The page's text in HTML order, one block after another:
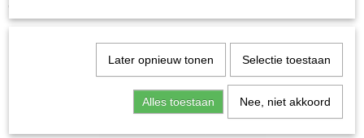
Later opnieuw tonen Selectie toestaan
Alles toestaan Nee, niet akkoord